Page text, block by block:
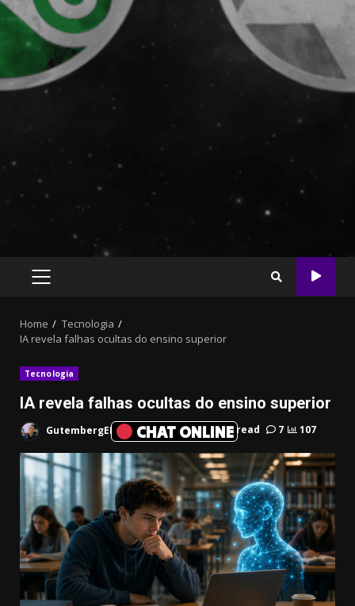
CHAT ONLINE
PRIMARY
Home
Tecnologia
IA revela falhas ocultas do ensino superior
Tecnologia
IA revela falhas ocultas do ensino superior
GutembergEDL Julho 7, 2026 5 min read 7 107